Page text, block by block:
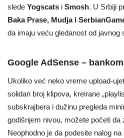
slede Yogscats i Smosh. U Srbiji
Baka Prase, Mudja i
da imaju veću gledanost od javnog
Google AdSense –
Ukoliko već neko vreme upload-
solidan broj klipova, kreirane
subskrajbera i dužinu pregleda
godišnjem nivou, možete početi da
Neophodno je da podesite nalog na